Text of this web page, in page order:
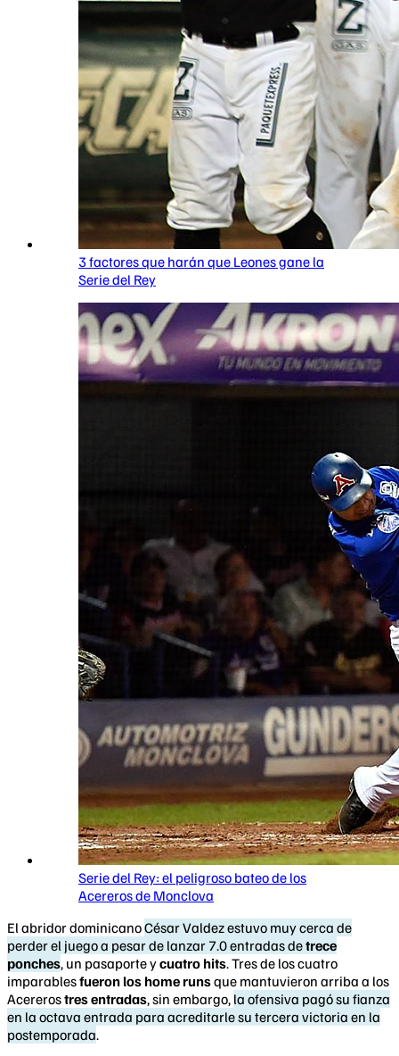
3 factores que harán que Leones gane la
Serie del Rey
Serie del Rey: el peligroso bateo de los
Acereros de Monclova
El abridor dominicanoCésar Valdez estuvo muy cerca de
perder el juego a pesar de lanzar 7.0 entradas detrece
ponches, un pasaporte ycuatro hits. Tres de los cuatro
imparablesfueron los home runsque mantuvieron arriba a los
Acererostres entradas, sin embargo, la ofensiva pagó su fianza
en la octava entrada para acreditarle su tercera victoria en la
postemporada.